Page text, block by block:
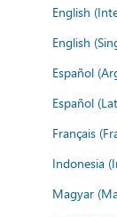
English
English
Español
Español
Français
Indonesia
Magyar